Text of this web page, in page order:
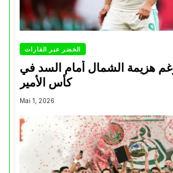
الخضر عبر القارات
هزيمة الشمال أمام السد في
كأس الأمير
Mai 1, 2026